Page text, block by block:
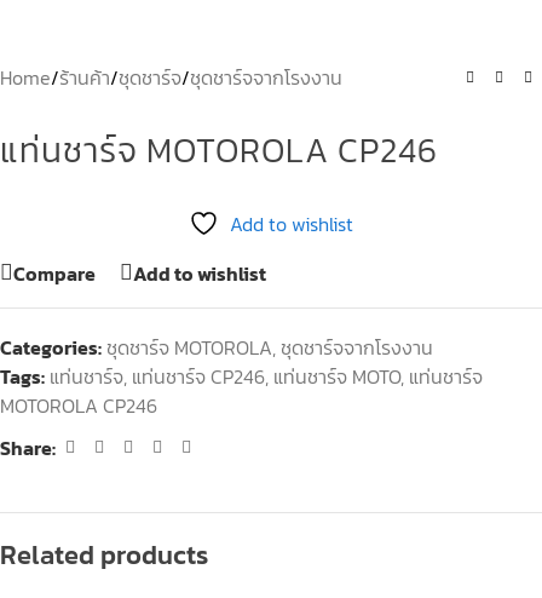
Home/ร้านค้า/ชุดชาร์จ/ชุดชาร์จจากโรงงาน
แท่นชาร์จ MOTOROLA CP246
Add to wishlist
Compare
Add to wishlist
Categories: ชุดชาร์จ MOTOROLA, ชุดชาร์จจากโรงงาน
Tags: แท่นชาร์จ, แท่นชาร์จ CP246, แท่นชาร์จ MOTO, แท่นชาร์จ
MOTOROLA CP246
Share:
Related products